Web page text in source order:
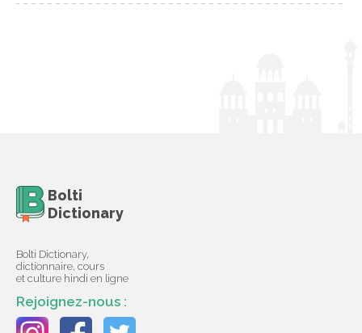
Bolti
Dictionary
Bolti Dictionary,
dictionnaire, cours
et culture hindi en ligne
Rejoignez-nous :